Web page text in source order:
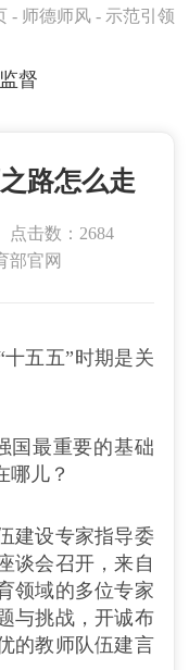
- 师德师风 - 示范引领
督
路怎么走
点击数：2684
部官网
五五”时期是关
最重要的基础
哪儿？
设专家指导委
谈会召开，来自
领域的多位专家
与挑战，开诚布
的教师队伍建言